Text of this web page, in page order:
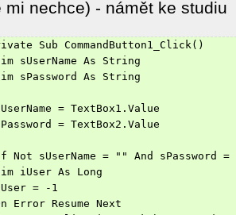
mi nechce) - námět ke studiu
Sub CommandButton1_Click()
sUserName As String
sPassword As String
= TextBox1.Value
= TextBox2.Value
Not sUserName = "" And sPassword =
iUser As Long
= -1
Error Resume Next